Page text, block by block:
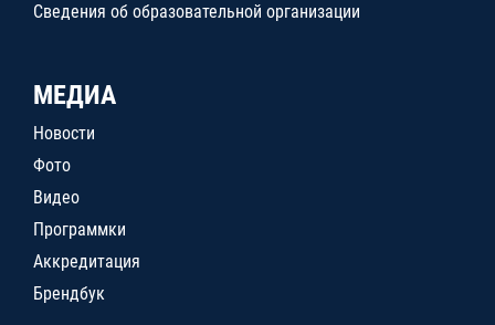
Сведения об образовательной организации
МЕДИА
Новости
Фото
Видео
Программки
Аккредитация
Брендбук